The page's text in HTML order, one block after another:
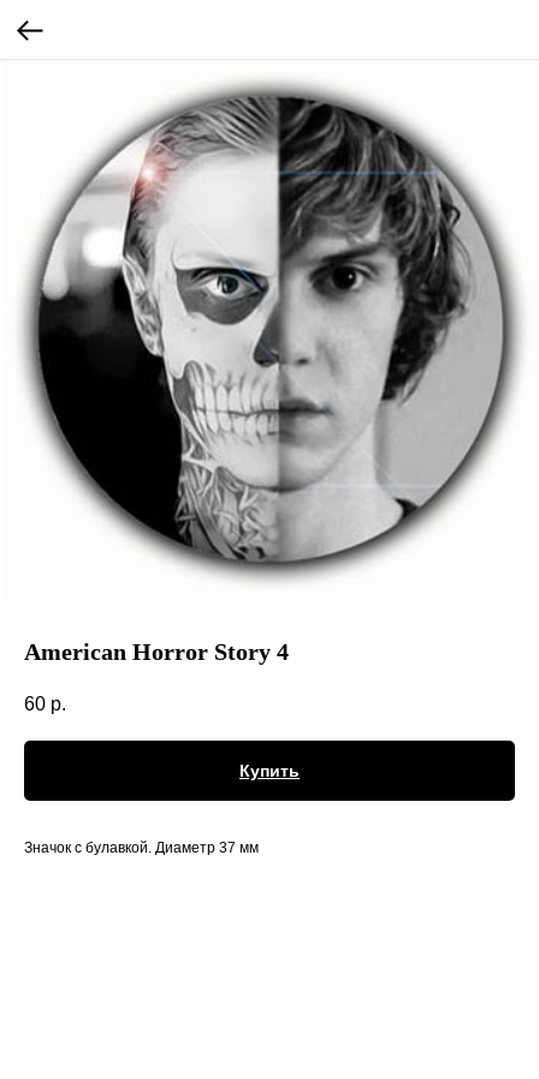
American Horror Story 4
60 р.
Купить
Значок с булавкой. Диаметр 37 мм